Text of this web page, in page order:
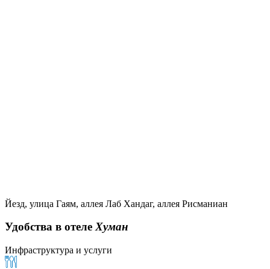
Йезд, улица Гаям, аллея Лаб Хандаг, аллея Рисманиан
Удобства в отелеХуман
Инфраструктура и услуги